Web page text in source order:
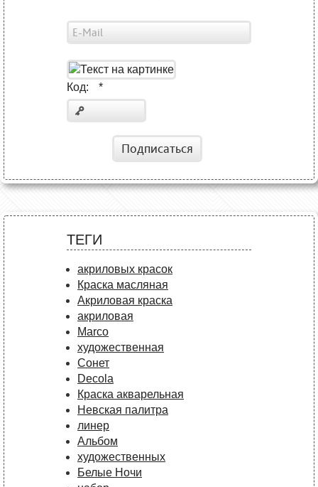
Код: *
Подписаться
ТЕГИ
акриловых красок
Краска масляная
Акриловая краска
акриловая
Marco
художественная
Сонет
Decola
Краска акварельная
Невская палитра
линер
Альбом
художественных
Белые Ночи